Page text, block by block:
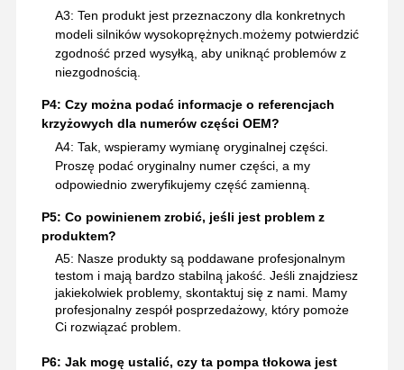
A3: Ten produkt jest przeznaczony dla konkretnych
modeli silników wysokoprężnych.możemy potwierdzić
zgodność przed wysyłką, aby uniknąć problemów z
niezgodnością.
P4: Czy można podać informacje o referencjach
krzyżowych dla numerów części OEM?
A4: Tak, wspieramy wymianę oryginalnej części.
Proszę podać oryginalny numer części, a my
odpowiednio zweryfikujemy część zamienną.
P5: Co powinienem zrobić, jeśli jest problem z
produktem?
A5: Nasze produkty są poddawane profesjonalnym
testom i mają bardzo stabilną jakość. Jeśli znajdziesz
jakiekolwiek problemy, skontaktuj się z nami. Mamy
profesjonalny zespół posprzedażowy, który pomoże
Ci rozwiązać problem.
P6: Jak mogę ustalić, czy ta pompa tłokowa jest